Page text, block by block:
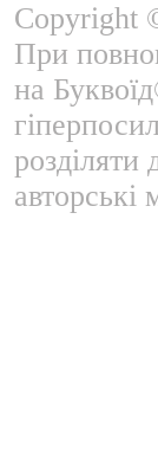
Copyright
При
на
розділяти
авторські